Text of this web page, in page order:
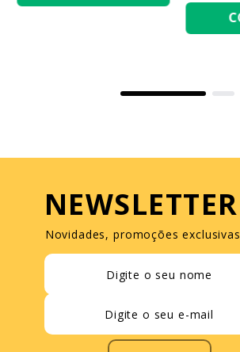
NEWSLETTER
Novidades, promoções